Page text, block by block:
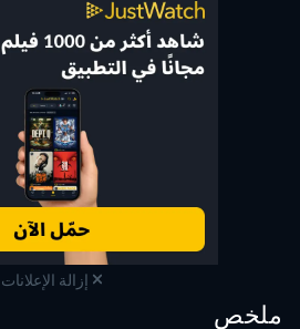
إزالة الإعلانات
ملخص